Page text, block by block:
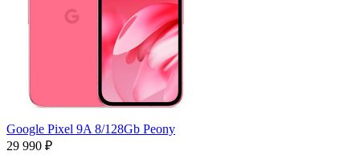
Google Pixel 9A 8/128Gb Peony
29 990 ₽